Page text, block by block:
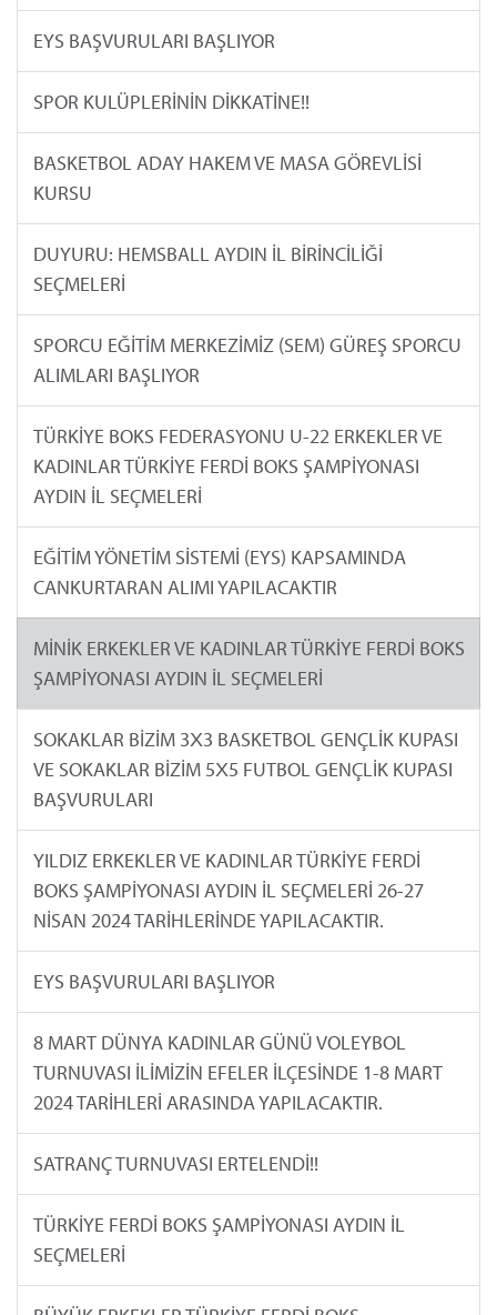
EYS BAŞVURULARI BAŞLIYOR
SPOR KULÜPLERİNİN DİKKATİNE!!
BASKETBOL ADAY HAKEM VE MASA GÖREVLİSİ
KURSU
DUYURU: HEMSBALL AYDIN İL BİRİNCİLİĞİ
SEÇMELERİ
SPORCU EĞİTİM MERKEZİMİZ (SEM) GÜREŞ SPORCU
ALIMLARI BAŞLIYOR
TÜRKİYE BOKS FEDERASYONU U-22 ERKEKLER VE
KADINLAR TÜRKİYE FERDİ BOKS ŞAMPİYONASI
AYDIN İL SEÇMELERİ
EĞİTİM YÖNETİM SİSTEMİ (EYS) KAPSAMINDA
CANKURTARAN ALIMI YAPILACAKTIR
MİNİK ERKEKLER VE KADINLAR TÜRKİYE FERDİ BOKS
ŞAMPİYONASI AYDIN İL SEÇMELERİ
SOKAKLAR BİZİM 3X3 BASKETBOL GENÇLİK KUPASI
VE SOKAKLAR BİZİM 5X5 FUTBOL GENÇLİK KUPASI
BAŞVURULARI
YILDIZ ERKEKLER VE KADINLAR TÜRKİYE FERDİ
BOKS ŞAMPİYONASI AYDIN İL SEÇMELERİ 26-27
NİSAN 2024 TARİHLERİNDE YAPILACAKTIR.
EYS BAŞVURULARI BAŞLIYOR
8 MART DÜNYA KADINLAR GÜNÜ VOLEYBOL
TURNUVASI İLİMİZİN EFELER İLÇESİNDE 1-8 MART
2024 TARİHLERİ ARASINDA YAPILACAKTIR.
SATRANÇ TURNUVASI ERTELENDİ!!
TÜRKİYE FERDİ BOKS ŞAMPİYONASI AYDIN İL
SEÇMELERİ